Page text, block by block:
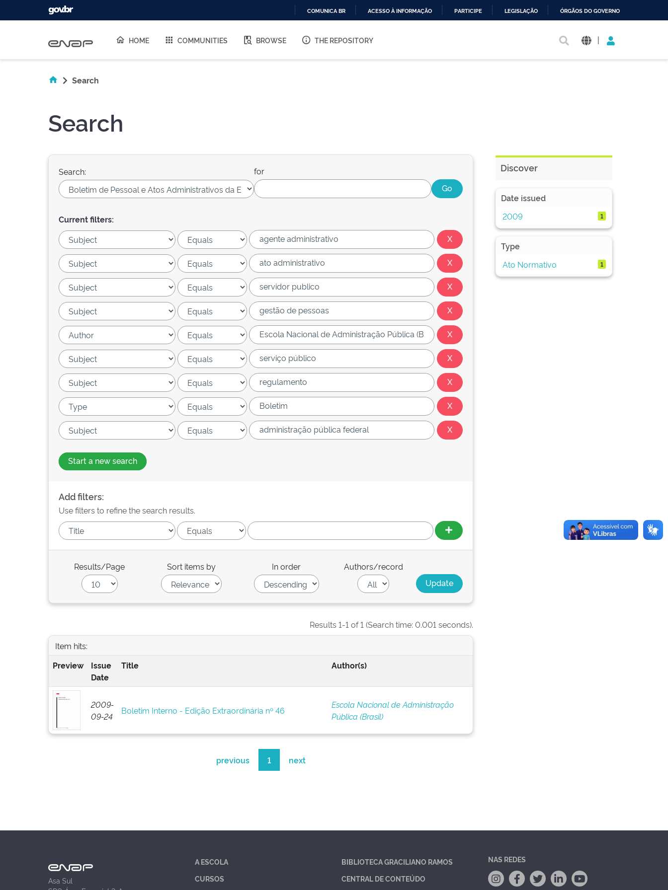
O
COMUNICA BR ACESSO À INFORMAÇÃO PARTICIPE LEGISLAÇÃO ÓRGÃOS DO GOVERNO
HOME COMMUNITIES BROWSE THE REPOSITORY |
Search
Search
Search: for
Current filters:
Start a new search
Add filters:
Use filters to refine the search results.
Results/Page Sort items by In order Authors/record
Results 1-1 of 1 (Search time: 0.001 seconds).
Item hits:
Preview
Issue
Date
Title Author(s)
2009-
09-24
Boletim Interno - Edição Extraordinária nº 46
Escola Nacional de Administração
Pública (Brasil)
previous 1 next
Discover
Date issued
2009
1
Type
Ato Normativo
1
Asa Sul
A ESCOLA
CURSOS
BIBLIOTECA GRACILIANO RAMOS
CENTRAL DE CONTEÚDO
NAS REDES